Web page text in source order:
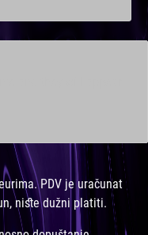
PDV je uračunat
niste dužni platiti.